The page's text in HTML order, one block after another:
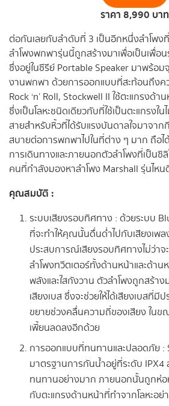
ราคา 8,990 บาท
ต่อกันเลยกับลำดับที่ 3 เป็นอีกหนึ่งลำโพงที่
ลำโพงพกพารุ่นนี้ถูกสร้างมาเพื่อเป็นเพื่อน
ซึ่งอยู่ในซีรีย์ Portable Speaker มาพร้อม
งานพกพา ด้วยการออกแบบที่สะท้อนถึงค
Rock ‘n’ Roll, Stockwell II ใช้ตะแกรงด้
ซึ่งเป็นโลหะชนิดเดียวกับที่ใช้เป็นตะแกรงใ
สายสำหรับหิ้วที่ได้รับแรงบันดาลใจมาจาก
สบายต่อการพกพาไปในที่ต่าง ๆ มาก ถือไ
การเดินทางและภายนอกตัวลำโพงที่เป็นซิ
คนที่กำลังมองหาลำโพง Marshall รุ่นไหน
คุณสมบัติ :
ระบบเสียงรอบทิศทาง : ด้วยระบบ
ที่จะทำให้คุณนั้นดื่นด่ำไปกับเสียงเพ
ประสบการณ์เสียงรอบทิศทางไม่ว่าจ
ลำโพงทวีตเตอร์ทั้งด้านหน้าและด้าน
พลังและใสกังวาน ตัวลำโพงถูกสร้า
เสียงเบส ซึ่งจะช่วยให้ได้เสียงเบสที่มี
ขยายช่วงคลื่นความถี่ของเสียง ในข
เพี้ยนลดลงอีกด้วย
การออกแบบที่ทนทานและปลอดภัย :
มาตรฐานการกันน้ำอยู่ที่ระดับ IPX4
ทนทานอย่างมาก ภายนอกนั้นถูกห่
กับตะแกรงด้านหน้าที่ทำจากโลหะอย่